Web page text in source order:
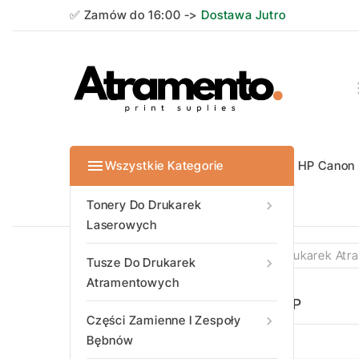
✅ Zamów do 16:00 -> Dostawa Jutro
Wszystkie Kategorie

Tonery Do Drukarek
Laserowych

Tusze Do Drukarek
Atramentowych

Części Zamienne I Zespoły
Bębnów
HP Canon
Strona Główna Tusze Do Drukarek
New Trending
HP